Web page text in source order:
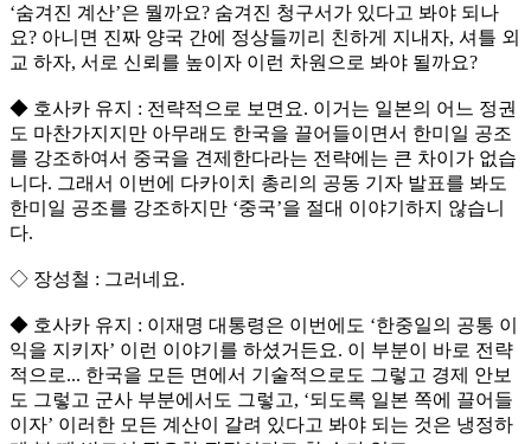
‘숨겨진 계산’은 뭘까요? 숨겨진 청구서가 있다고 봐야 되나
요? 아니면 진짜 양국 간에 정상들끼리 친하게 지내자, 셔틀 외
교 하자, 서로 신뢰를 높이자 이런 차원으로 봐야 될까요?
◆ 호사카 유지 : 전략적으로 보면요. 이거는 일본의 어느 정권
도 마찬가지지만 아무래도 한국을 끌어들이면서 한미일 공조
를 강조하여서 중국을 견제한다라는 전략에는 큰 차이가 없습
니다. 그래서 이번에 다카이치 총리의 공동 기자 발표를 봐도
한미일 공조를 강조하지만 ‘중국’을 절대 이야기하지 않습니
다.
◇ 장성철 : 그러네요.
◆ 호사카 유지 : 이재명 대통령은 이번에도 ‘한중일의 공통 이
익을 지키자’ 이런 이야기를 하셨거든요. 이 부분이 바로 전략
적으로... 한국을 모든 면에서 기술적으로도 그렇고 경제 안보
도 그렇고 군사 부분에서도 그렇고, ‘되도록 일본 쪽에 끌어들
이자’ 이러한 모든 계산이 갈려 있다고 봐야 되는 것은 냉정하